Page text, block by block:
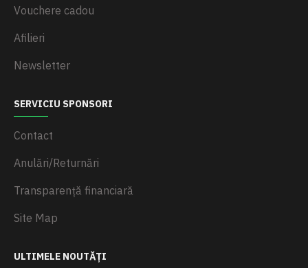
Vouchere cadou
Afilieri
Newsletter
SERVICIU SPONSORI
Contact
Anulări/Returnări
Transparență financiară
Site Map
ULTIMELE NOUTĂȚI